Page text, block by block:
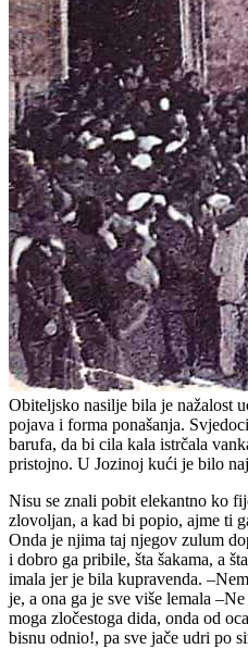
Obiteljsko nasilje bila je nažalost
pojava i forma ponašanja.
barufa, da bi cila kala istrčala
pristojno. U Jozinoj kući je bilo
Nisu se znali pobit elekantno ko
zlovoljan, a kad bi popio, ajme ti
Onda je njima taj njegov zulum
i dobro ga pribile, šta šakama, a
imala jer je bila kupravenda.
je, a ona ga je sve više lemala
moga zločestoga dida, onda od
bisnu odnio!, pa sve jače udri po